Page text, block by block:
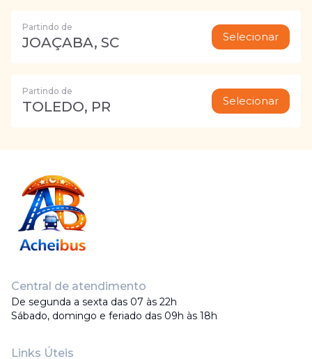
Partindo de
JOAÇABA, SC Selecionar
Partindo de
TOLEDO, PR Selecionar
Central de atendimento
De segunda a sexta das 07 às 22h
Sábado, domingo e feriado das 09h às 18h
Links Úteis